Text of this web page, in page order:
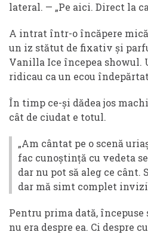
lateral. — „Pe aici. Direct la
A intrat într-o încăpere
un iz stătut de fixativ și
Vanilla Ice începea showul.
ridicau ca un ecou
În timp ce-și dădea jos
cât de ciudat e totul.
„Am cântat pe o scenă
fac cunoștință cu vedeta
dar nu pot să aleg ce cânt.
dar mă simt complet
Pentru prima dată, începuse
nu era despre ea. Ci despre